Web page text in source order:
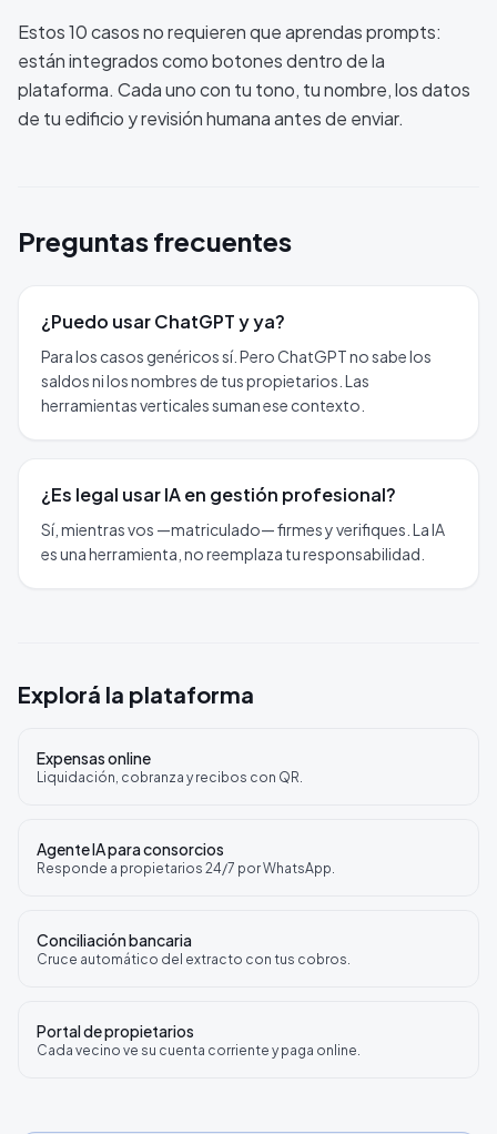
Estos 10 casos no requieren que aprendas prompts:
están integrados como botones dentro de la
plataforma. Cada uno con tu tono, tu nombre, los datos
de tu edificio y revisión humana antes de enviar.
Preguntas frecuentes
¿Puedo usar ChatGPT y ya?
Para los casos genéricos sí. Pero ChatGPT no sabe los
saldos ni los nombres de tus propietarios. Las
herramientas verticales suman ese contexto.
¿Es legal usar IA en gestión profesional?
Sí, mientras vos —matriculado— firmes y verifiques. La IA
es una herramienta, no reemplaza tu responsabilidad.
Explorá la plataforma
Expensas online
Liquidación, cobranza y recibos con QR.
Agente IA para consorcios
Responde a propietarios 24/7 por WhatsApp.
Conciliación bancaria
Cruce automático del extracto con tus cobros.
Portal de propietarios
Cada vecino ve su cuenta corriente y paga online.